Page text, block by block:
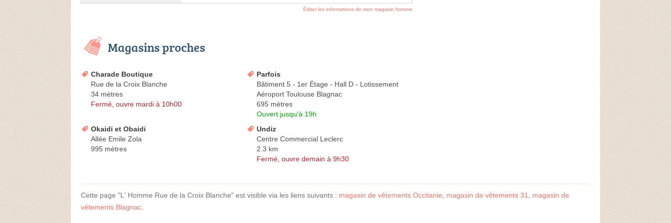
Éditer les informations de mon magasin homme
Magasins proches
Charade Boutique
Rue de la Croix Blanche
34 mètres
Fermé, ouvre mardi à 10h00
Parfois
Bâtiment 5 - 1er Étage - Hall D - Lotissement
Aéroport Toulouse Blagnac
695 mètres
Ouvert jusqu'à 19h
Okaidi et Obaidi
Allée Emile Zola
995 mètres
Undiz
Centre Commercial Leclerc
2.3 km
Fermé, ouvre demain à 9h30
Cette page "L' Homme Rue de la Croix Blanche" est visible via les liens suivants : magasin de vêtements Occitanie magasin de vêtements 31
magasin de
vêtements Blagnac